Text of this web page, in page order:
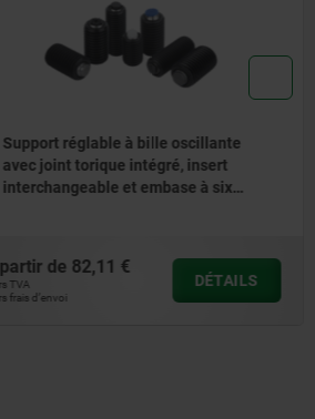
Supports à bille oscillante à retour
automatique, à six pans
à partir de32,29 €
hors TVA
hors frais d’envoi
DÉTAILS